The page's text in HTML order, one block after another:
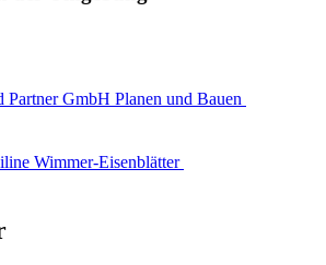
Partner GmbH Planen und Bauen
Wimmer-Eisenblätter